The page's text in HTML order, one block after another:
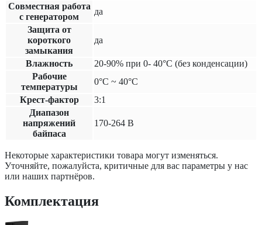
Совместная работа
с генератором
да
Защита от
короткого
замыкания
да
Влажность
20-90% при 0- 40°С (без конденсации)
Рабочие
температуры
0°С ~ 40°С
Крест-фактор
3:1
Диапазон
напряжений
байпаса
170-264 В
Некоторые характеристики товара могут изменяться.
Уточняйте, пожалуйста, критичные для вас параметры у нас
или наших партнёров.
Комплектация